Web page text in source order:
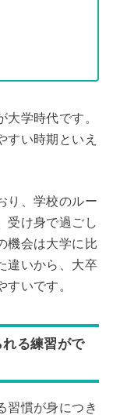
学時代です。
すい時期といえ
り、学校のルー
受け身で過ごし
機会は大学に比
違いから、大卒
いです。
る練習がで
習慣が身につき